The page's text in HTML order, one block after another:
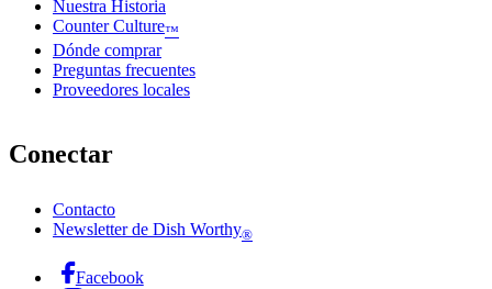
Nuestra Historia
Counter Culture™
Dónde comprar
Preguntas frecuentes
Proveedores locales
Conectar
Contacto
Newsletter de Dish Worthy®
Facebook